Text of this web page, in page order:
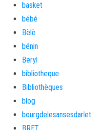
basket
bébé
Bèlè
bénin
Beryl
bibliotheque
Bibliothèques
blog
bourgdelesansesdarlet